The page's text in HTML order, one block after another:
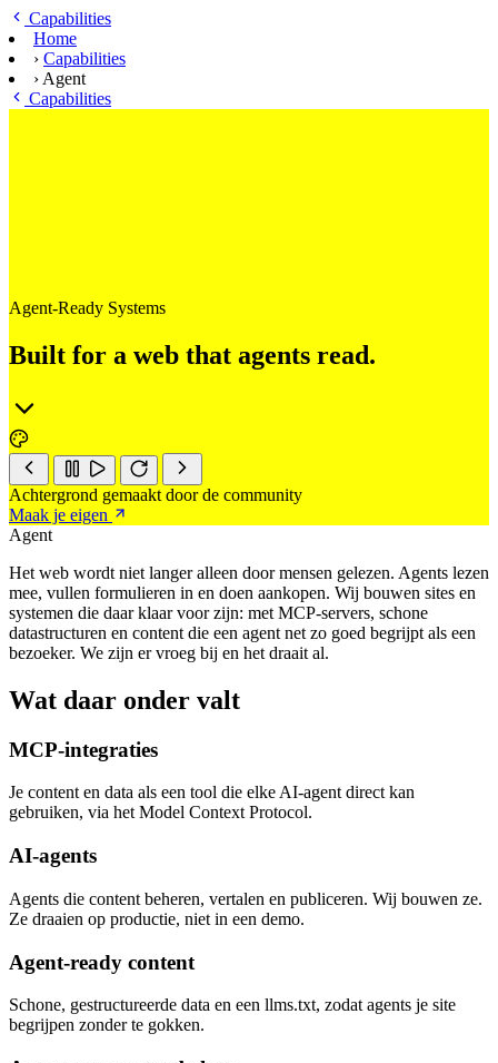
Ga naar hoofdinhoud
Capabilities
Home
› Capabilities
› Agent
Capabilities
Agent-Ready Systems
Built for a web that agents read.
Achtergrond gemaakt door de community
Maak je eigen
Agent
Het web wordt niet langer alleen door mensen gelezen. Agents lezen
mee, vullen formulieren in en doen aankopen. Wij bouwen sites en
systemen die daar klaar voor zijn: met MCP-servers, schone
datastructuren en content die een agent net zo goed begrijpt als een
bezoeker. We zijn er vroeg bij en het draait al.
Wat daar onder valt
MCP-integraties
Je content en data als een tool die elke AI-agent direct kan
gebruiken, via het Model Context Protocol.
AI-agents
Agents die content beheren, vertalen en publiceren. Wij bouwen ze.
Ze draaien op productie, niet in een demo.
Agent-ready content
Schone, gestructureerde data en een llms.txt, zodat agents je site
begrijpen zonder te gokken.